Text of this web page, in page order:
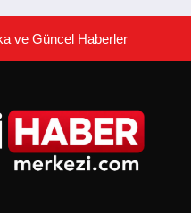
ve Güncel Haberler